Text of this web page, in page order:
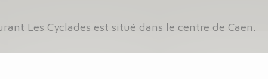
Les Cyclades est situé dans le centre de Caen.